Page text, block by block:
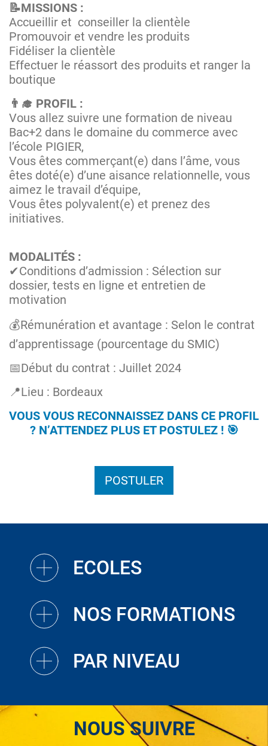
📝MISSIONS :
Accueillir et conseiller la clientèle
Promouvoir et vendre les produits
Fidéliser la clientèle
Effectuer le réassort des produits et ranger la
boutique
👨‍🎓 PROFIL :
Vous allez suivre une formation de niveau
Bac+2 dans le domaine du commerce avec
l’école PIGIER,
Vous êtes commerçant(e) dans l’âme, vous
êtes doté(e) d’une aisance relationnelle, vous
aimez le travail d’équipe,
Vous êtes polyvalent(e) et prenez des
initiatives.
MODALITÉS :
✔Conditions d’admission : Sélection sur
dossier, tests en ligne et entretien de
motivation
💰Rémunération et avantage : Selon le contrat
d’apprentissage (pourcentage du SMIC)
📅Début du contrat : Juillet 2024
📍Lieu : Bordeaux
VOUS VOUS RECONNAISSEZ DANS CE PROFIL
? N’ATTENDEZ PLUS ET POSTULEZ ! 🎯
POSTULER
ECOLES
NOS FORMATIONS
PAR NIVEAU
NOUS SUIVRE